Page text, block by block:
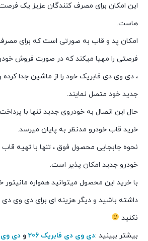
این امکان برای مصرف کنندگان عزیز یک
هاست.
امکان پد و قاب به صورتی است که برای مصرف
فرصتی را مهیا میکند که در صورت فروش
، دی وی دی فابریک خود را از ماشین جدا کرده
جدید خود متصل نمایند.
حال این اتصال به خودروی جدید تنها با
خرید قاب خودرو مدنظر به پایان میرسد.
نحوه جابجایی محصول فوق ، تنها با تهیه
خودرو جدید امکان پذیر است.
با خرید این محصول میتوانید همواره مانیتور
داشته باشید و دیگر هزینه ای برای دی وی
نکنید
بیشتر ببینید :دی وی دی فابریک 206 و دی وی